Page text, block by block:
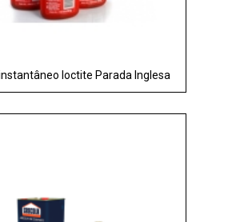
loctite Parada Inglesa